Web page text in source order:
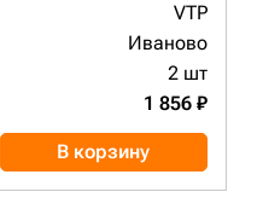
VTP
Иваново
2 шт
1 856 ₽
В корзину